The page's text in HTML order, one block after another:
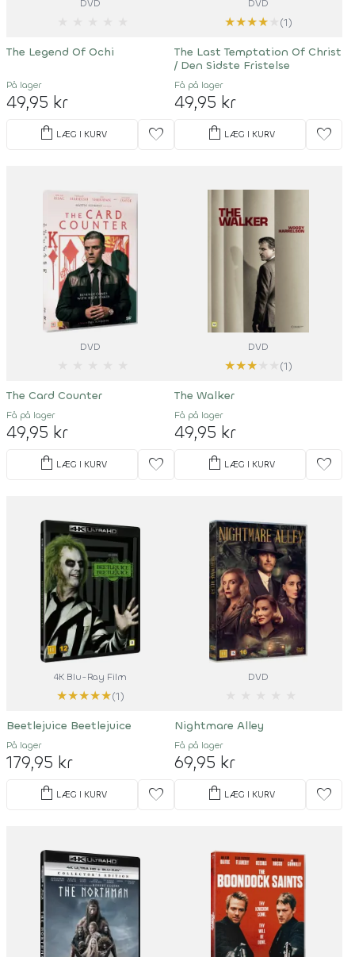
DVD
The Legend Of Ochi
På lager
49,95 kr
shopping_bag LÆG I KURV favorite
DVD
★★★★
(1)
The Last Temptation Of Christ
/ Den Sidste Fristelse
Få på lager
49,95 kr
shopping_bag LÆG I KURV favorite
DVD
The Card Counter
Få på lager
49,95 kr
shopping_bag LÆG I KURV favorite
DVD
★★★
(1)
The Walker
Få på lager
49,95 kr
shopping_bag LÆG I KURV favorite
4K Blu-Ray Film
★★★★★(1)
Beetlejuice Beetlejuice
På lager
179,95 kr
shopping_bag LÆG I KURV favorite
DVD
Nightmare Alley
Få på lager
69,95 kr
shopping_bag LÆG I KURV favorite